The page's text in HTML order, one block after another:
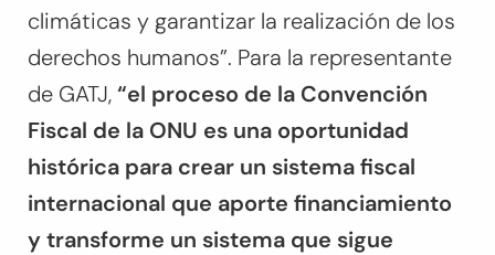
climáticas y garantizar la realización de los
derechos humanos”. Para la representante
de GATJ,“el proceso de la Convención
Fiscal de la ONU es una oportunidad
histórica para crear un sistema fiscal
internacional que aporte financiamiento
y transforme un sistema que sigue